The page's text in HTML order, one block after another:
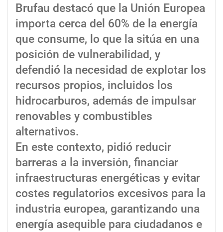
Brufau destacó que la Unión Europea
importa cerca del 60% de la energía
que consume, lo que la sitúa en una
posición de vulnerabilidad, y
defendió la necesidad de explotar los
recursos propios, incluidos los
hidrocarburos, además de impulsar
renovables y combustibles
alternativos.
En este contexto, pidió reducir
barreras a la inversión, financiar
infraestructuras energéticas y evitar
costes regulatorios excesivos para la
industria europea, garantizando una
energía asequible para ciudadanos e